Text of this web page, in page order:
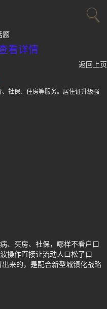
题
看详情
返回上页
社保、住房等服务。居住证升级强
、买房、社保，哪样不看户口
操作直接让流动人口松了口
来的，是配合新型城镇化战略